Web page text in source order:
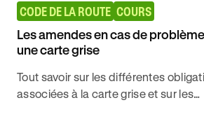
CODE DE LA ROUTE COURS
Les amendes en cas de
une carte grise
Tout savoir sur les différentes
associées à la carte grise et sur les